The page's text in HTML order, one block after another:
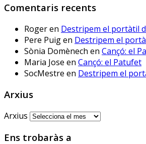
Educación ensaya una
aprendizaje ‘online’
alternativa a Google
Workplace for Education
Seis centros educativos
públicos prueban IRADI,
una herramienta de
alojarán en servidores del
Gobierno vasco
Comentaris recents
Rogeren Destripem el portàtil
Pere Puigen Destripem el
Sònia Domènech en Cançó: el
Maria Jose en Cançó: el Patufet
SocMestre en Destripem el
Arxius
Arxius
Ens trobaràs a